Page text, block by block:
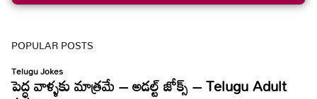
POPULAR POSTS